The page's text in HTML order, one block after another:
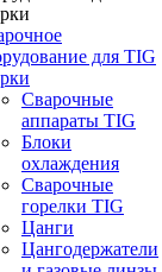
для TIG
Сварочные
аппараты TIG
Блоки
охлаждения
Сварочные
горелки TIG
Цанги
Цангодержатели